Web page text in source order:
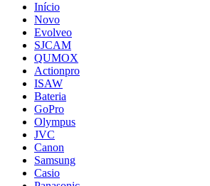
Início
Novo
Evolveo
SJCAM
QUMOX
Actionpro
ISAW
Bateria
GoPro
Olympus
JVC
Canon
Samsung
Casio